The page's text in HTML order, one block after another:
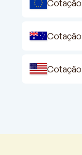
Cotação
Cotação
Cotação